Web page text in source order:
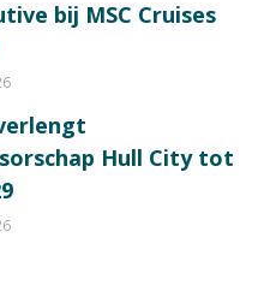
bij MSC Cruises
Hull City tot